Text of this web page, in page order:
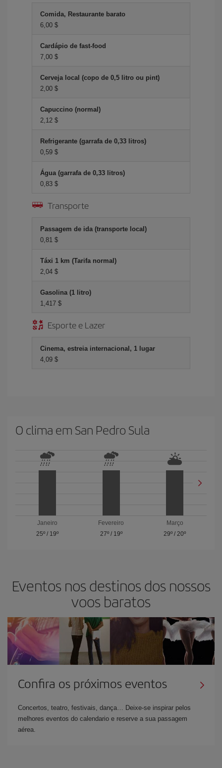
Comida, Restaurante barato
6,00 $
Cardápio de fast-food
7,00 $
Cerveja local (copo de 0,5 litro ou pint)
2,00 $
Capuccino (normal)
2,12 $
Refrigerante (garrafa de 0,33 litros)
0,59 $
Água (garrafa de 0,33 litros)
0,83 $
Transporte
Passagem de ida (transporte local)
0,81 $
Táxi 1 km (Tarifa normal)
2,04 $
Gasolina (1 litro)
1,417 $
Esporte e Lazer
Cinema, estreia internacional, 1 lugar
4,09 $
O clima em San Pedro Sula
Janeiro
25º/ 19º
Fevereiro
27º/ 19º
Março
29º /20º
Eventos nos destinos dos nossos
voos baratos
Confira os próximos eventos
Concertos, teatro, festivais, dança… Deixe-se inspirar pelos
melhores eventos do calendario e reserve a sua passagem
aérea.